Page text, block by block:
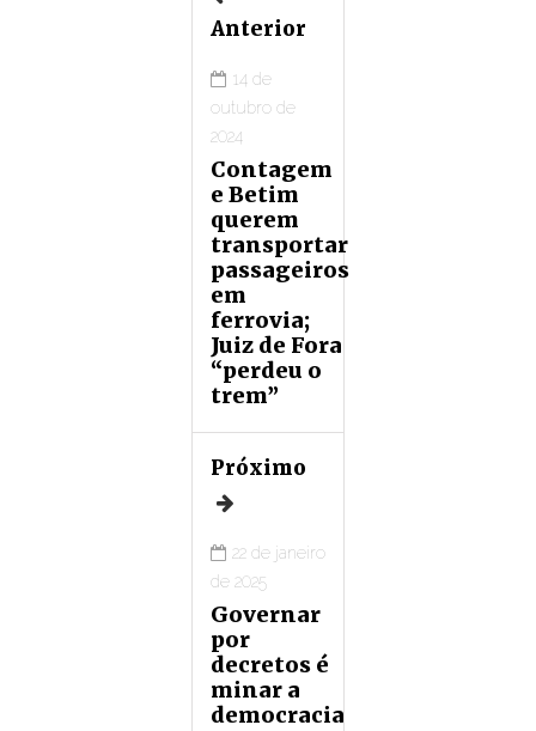
Anterior
14 de
outubro de
2024
Contagem
e Betim
querem
transportar
passageiros
em
ferrovia;
Juiz de Fora
“perdeu o
trem”
Próximo
22 de janeiro
de 2025
Governar
por
decretos é
minar a
democracia